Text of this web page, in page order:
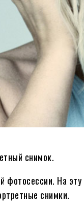
снимок.
фотосессии. На
снимки.